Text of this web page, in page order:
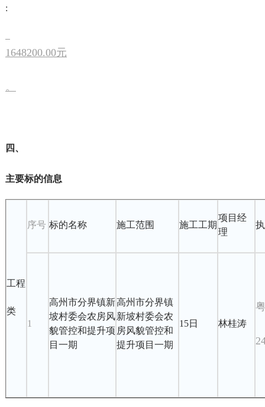
:
1648200.00元
。
四、
主要标的信息
工程
类
序号 标的名称 施工范围 施工工期
项目经
理
1
高州市分界镇新
坡村委会农房风
貌管控和提升项
目一期
高州市分界镇
新坡村委会农
房风貌管控和
提升项目一期
15日 林桂涛